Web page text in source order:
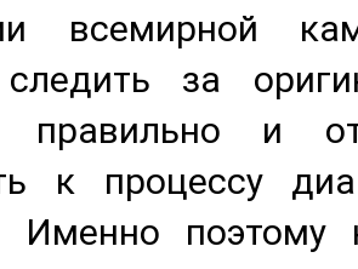
всемирной
за
правильно и
к процессу
Именно поэтому